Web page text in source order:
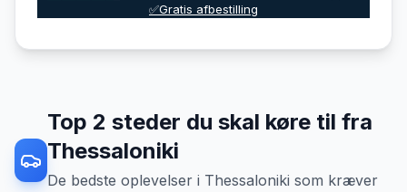
✅Gratis afbestilling
Top 2 steder du skal køre til fra
Thessaloniki
De bedste oplevelser i Thessaloniki som kræver